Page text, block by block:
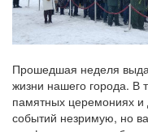
Прошедшая неделя
жизни нашего города. В
памятных церемониях и
событий незримую, но